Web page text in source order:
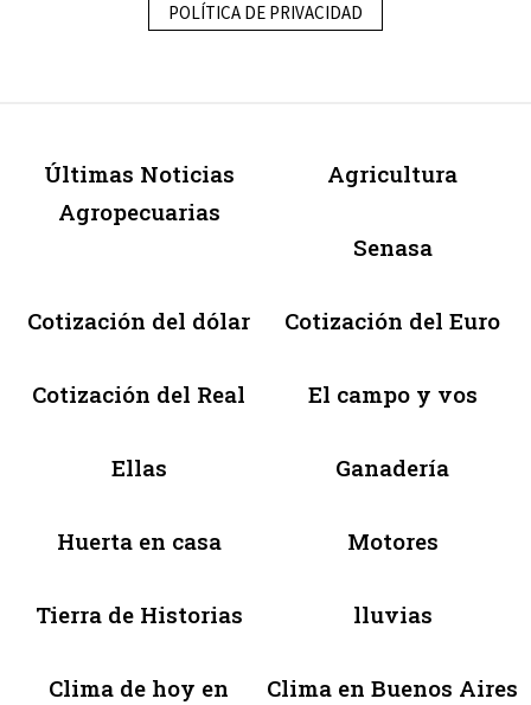
POLÍTICA DE PRIVACIDAD
Últimas Noticias
Agropecuarias
Agricultura
Senasa
Cotización del dólar Cotización del Euro
Cotización del Real El campo y vos
Ellas Ganadería
Huerta en casa Motores
Tierra de Historias lluvias
Clima de hoy en
Clima en Buenos Aires